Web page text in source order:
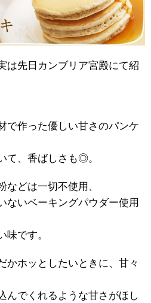
は先日カンブリア宮殿にて紹
で作った優しい甘さのパンケ
て、香ばしさも◎。
などは一切不使用、
ないベーキングパウダー使用
味です。
かホッとしたいときに、甘々
んでくれるような甘さがほし